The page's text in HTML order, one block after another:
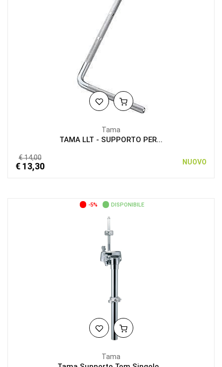
Tama
TAMA LLT - SUPPORTO PER...
€ 14,00
€ 13,30 NUOVO
-5% DISPONIBILE
Tama